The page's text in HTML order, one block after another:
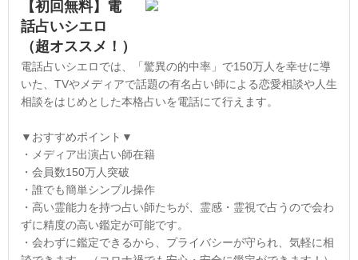
【初回無料】電
話占いシエロ
（超オススメ！）
電話占いシエロでは、「驚異の的中率」で150万人を幸せに導
いた、TVやメディアで話題の有名占い師による恋愛相談や人生
相談をはじめとした本格占いを電話にて行えます。
▼おすすめポイント▼
・メディア出演占い師在籍
・会員数150万人突破
・誰でも簡単シンプル操作
・高い霊能力を持つ占い師たちが、霊感・霊視で占うので会わ
ずに精度の高い鑑定が可能です。
・会わずに鑑定できるから、プライバシーが守られ、気軽に相